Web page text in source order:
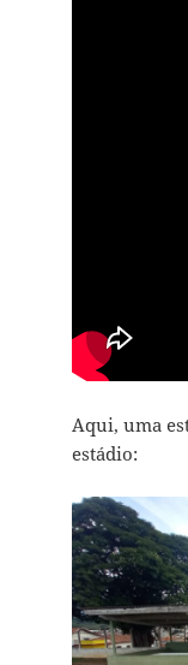
Aqui, uma
estádio: